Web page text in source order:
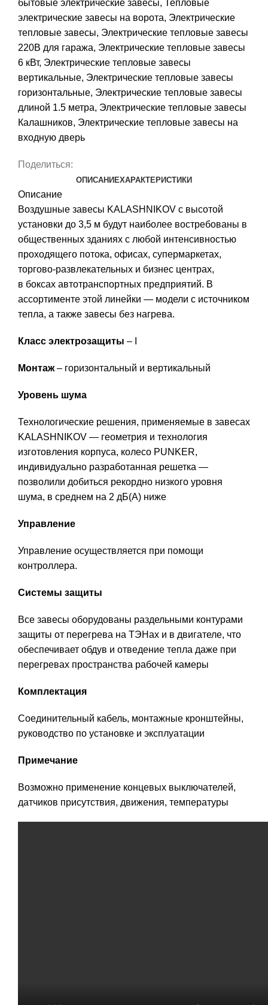
бытовые электрические завесы,
Тепловые
электрические завесы на ворота, Электрические
тепловые завесы, Электрические тепловые завесы
220В для гаража, Электрические тепловые завесы
6 кВт, Электрические тепловые завесы
вертикальные, Электрические тепловые завесы
горизонтальные, Электрические тепловые завесы
длиной 1.5 метра, Электрические тепловые завесы
Калашников, Электрические тепловые завесы на
входную дверь
Поделиться:
ОПИСАНИЕХАРАКТЕРИСТИКИ
Описание
Воздушные завесы KALASHNIKOV с высотой
установки до 3,5 м будут наиболее востребованы в
общественных зданиях с любой интенсивностью
проходящего потока, офисах, супермаркетах,
торгово-развлекательных и бизнес центрах,
в боксах автотранспортных предприятий. В
ассортименте этой линейки — модели с источником
тепла, а также завесы без нагрева.
Класс электрозащиты – I
Монтаж– горизонтальный и вертикальный
Уровень шума
Технологические решения, применяемые в завесах
KALASHNIKOV — геометрия и технология
изготовления корпуса, колесо PUNKER,
индивидуально разработанная решетка —
позволили добиться рекордно низкого уровня
шума, в среднем на 2 дБ(А) ниже
Управление
Управление осуществляется при помощи
контроллера.
Системы защиты
Все завесы оборудованы раздельными контурами
защиты от перегрева на ТЭНах и в двигателе, что
обеспечивает обдув и отведение тепла даже при
перегревах пространства рабочей камеры
Комплектация
Соединительный кабель, монтажные кронштейны,
руководство по установке и эксплуатации
Примечание
Возможно применение концевых выключателей,
датчиков присутствия, движения, температуры